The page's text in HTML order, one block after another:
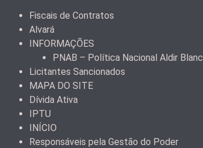
Fiscais de Contratos
Alvará
INFORMAÇÕES
PNAB – Política Nacional Aldir Blanc
Licitantes Sancionados
MAPA DO SITE
Dívida Ativa
IPTU
INÍCIO
Responsáveis pela Gestão do Poder